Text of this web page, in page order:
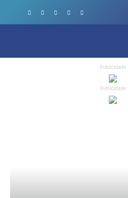
Publicidade
Publicidade